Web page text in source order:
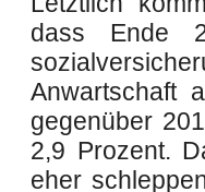
dass Ende
Anwartschaft
gegenüber
2,9 Prozent.
eher